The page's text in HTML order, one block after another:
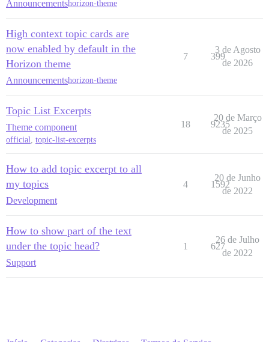
Announcementshorizon-theme
High context topic cards are
now enabled by default in the
Horizon theme
Announcementshorizon-theme
7 399
3 de Agosto
de 2026
Topic List Excerpts
Theme component
official topic-list-excerpts
18 9235
20 de Março
de 2025
How to add topic excerpt to all
my topics
Development
4 1592
20 de Junho
de 2022
How to show part of the text
under the topic head?
Support
1 627
26 de Julho
de 2022